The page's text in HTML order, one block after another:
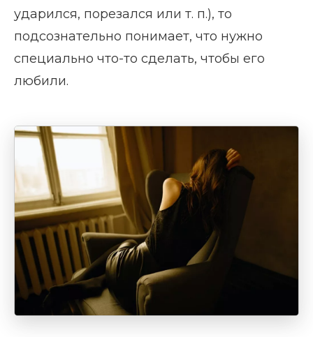
ударился, порезался или т. п.), то
подсознательно понимает, что нужно
специально что-то сделать, чтобы его
любили.